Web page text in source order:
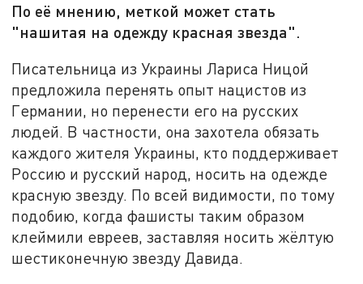
По её мнению, меткой может стать
"нашитая на одежду красная звезда".
Писательница из Украины Лариса Ницой
предложила перенять опыт нацистов из
Германии, но перенести его на русских
людей. В частности, она захотела обязать
каждого жителя Украины, кто поддерживает
Россию и русский народ, носить на одежде
красную звезду. По всей видимости, по тому
подобию, когда фашисты таким образом
клеймили евреев, заставляя носить жёлтую
шестиконечную звезду Давида.